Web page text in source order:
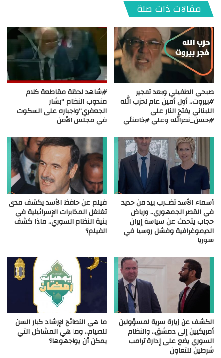
مقالات ذات صلة
صبحي الطفيلي وبعد تفجير
#بيروت.. أول أمين عام لحزب الله
اللبناني يفتح النار على
#حسن_نصرالله وعلي #خامنئي
#شاهد لحظة مقاطعة كلام
مندوب النظام “بشار
الجعفري”واجباره على السكوت
في مجلس الأمن
أسماء الأسد تضـ.رب بيد من حديد
في القصر الجمهوري.. ورياض
حجاب يتحدث عن سياسة إيران
الديموغرافية وفشل روسيا في
سوريا
فيلم عن حافظ الأسد يكشف مدى
تغلغل المخابرات الإسرائيلية في
بنية النظام السوري.. ماذا كشف
الفيلم؟
الكشف عن زيارة سرية لمسؤولين
أمريكيين إلى دمشق.. والنظام
السوري يضع على إدارة ترامب
شرطين للتعاون
ما هي النصائح لإرشاد كبار السن
للصيام.. وما هي المشاكل التي
يمكن أن يواجهوها؟